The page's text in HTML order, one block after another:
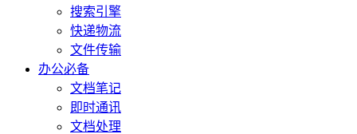
搜索引擎
快递物流
文件传输
办公必备
文档笔记
即时通讯
文档处理